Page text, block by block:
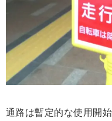
通路は暫定的な使用開